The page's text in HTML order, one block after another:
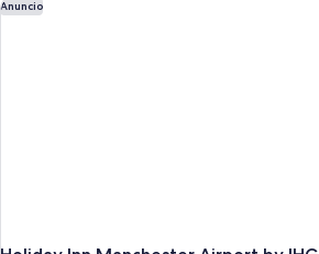
View)
Anuncio